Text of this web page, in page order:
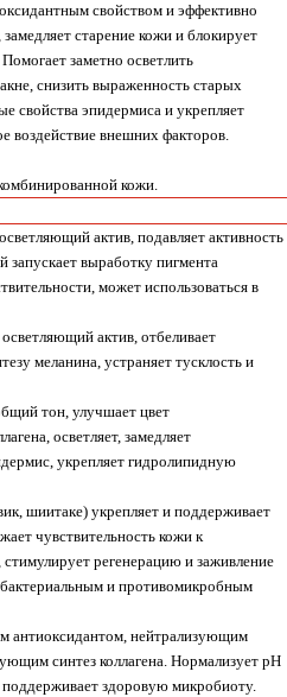
свойством и эффективно
старение кожи и блокирует
заметно осветлить
снизить выраженность старых
свойства эпидермиса и укрепляет
воздействие внешних факторов.
кожи.
актив, подавляет активность
выработку пигмента
может использоваться в
актив, отбеливает
меланина, устраняет тусклость и
тон, улучшает цвет
осветляет, замедляет
укрепляет гидролипидную
шиитаке) укрепляет и поддерживает
чувствительность кожи к
регенерацию и заживление
и противомикробным
антиоксидантом, нейтрализующим
синтез коллагена. Нормализует pH
здоровую микробиоту.